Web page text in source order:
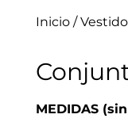
Inicio/
MEDIDAS